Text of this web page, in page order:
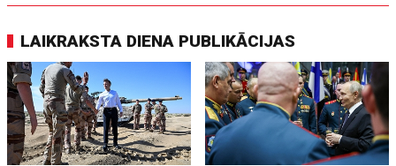
LAIKRAKSTA DIENA PUBLIKĀCIJAS